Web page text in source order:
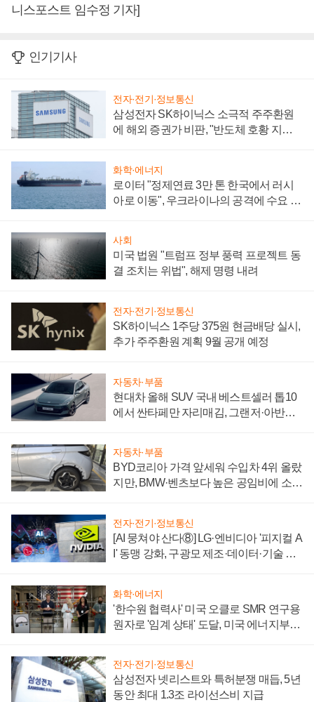
니스포스트 임수정 기자]
인기기사
전자·전기·정보통신
삼성전자 SK하이닉스 소극적 주주환원
에 해외 증권가 비판, "반도체 호황 지속
화학·에너지
로이터 "정제연료 3만 톤 한국에서 러시
아로 이동", 우크라이나의 공격에 수요 늘
사회
미국 법원 "트럼프 정부 풍력 프로젝트 동
결 조치는 위법", 해제 명령 내려
전자·전기·정보통신
SK하이닉스 1주당 375원 현금배당 실시,
추가 주주환원 계획 9월 공개 예정
자동차·부품
현대차 올해 SUV 국내 베스트셀러 톱10
에서 싼타페만 자리매김, 그랜저·아반떼
자동차·부품
BYD코리아 가격 앞세워 수입차 4위 올랐
지만, BMW·벤츠보다 높은 공임비에 소비
전자·전기·정보통신
[AI 뭉쳐야 산다⑧] LG·엔비디아 '피지컬 A
I' 동맹 강화, 구광모 제조·데이터·기술 결
화학·에너지
'한수원 협력사' 미국 오클로 SMR 연구용
원자로 '임계 상태' 도달, 미국 에너지부
전자·전기·정보통신
삼성전자 넷리스트와 특허분쟁 매듭, 5년
동안 최대 1.3조 라이선스비 지급